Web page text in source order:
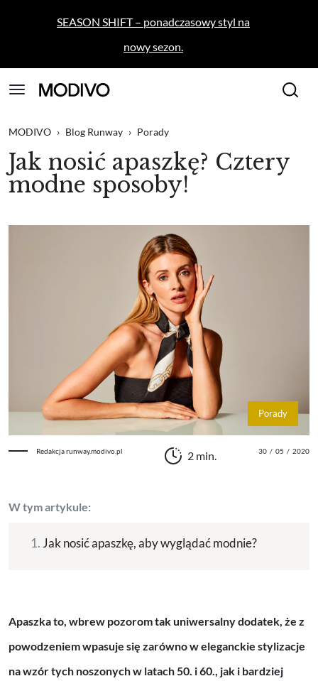
SEASON SHIFT – ponadczasowy styl na
nowy sezon.
MODIVO › Blog Runway › Porady
Jak nosić apaszkę? Cztery
modne sposoby!
Porady
Redakcja runway.modivo.pl 2 min. 30 / 05 / 2020
W tym artykule:
Jak nosić apaszkę, aby wyglądać modnie?
Apaszka to, wbrew pozorom tak uniwersalny dodatek, że z
powodzeniem wpasuje się zarówno w eleganckie stylizacje
na wzór tych noszonych w latach 50. i 60., jak i bardziej